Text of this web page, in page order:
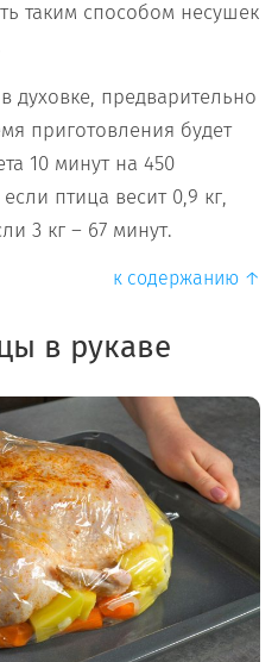
таким способом несушек
духовке, предварительно
приготовления будет
10 минут на 450
птица весит 0,9 кг,
3 кг – 67 минут.
к содержанию ↑
в рукаве